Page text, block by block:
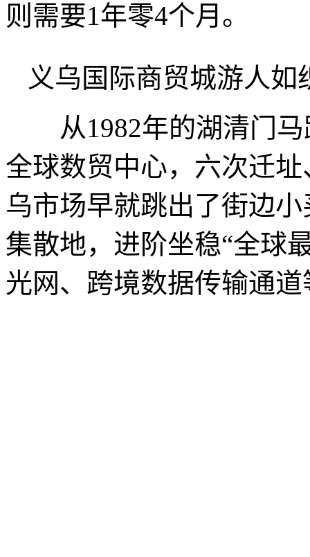
则需要1年零4个月。
义乌国际商贸城游人
从1982年的湖清门马
全球数贸中心，六次迁
乌市场早就跳出了街边
集散地，进阶坐稳“全球
光网、跨境数据传输通